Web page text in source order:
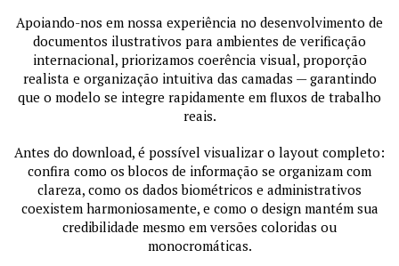
Apoiando-nos em nossa experiência no desenvolvimento de
documentos ilustrativos para ambientes de verificação
internacional, priorizamos coerência visual, proporção
realista e organização intuitiva das camadas — garantindo
que o modelo se integre rapidamente em fluxos de trabalho
reais.
Antes do download, é possível visualizar o layout completo:
confira como os blocos de informação se organizam com
clareza, como os dados biométricos e administrativos
coexistem harmoniosamente, e como o design mantém sua
credibilidade mesmo em versões coloridas ou
monocromáticas.